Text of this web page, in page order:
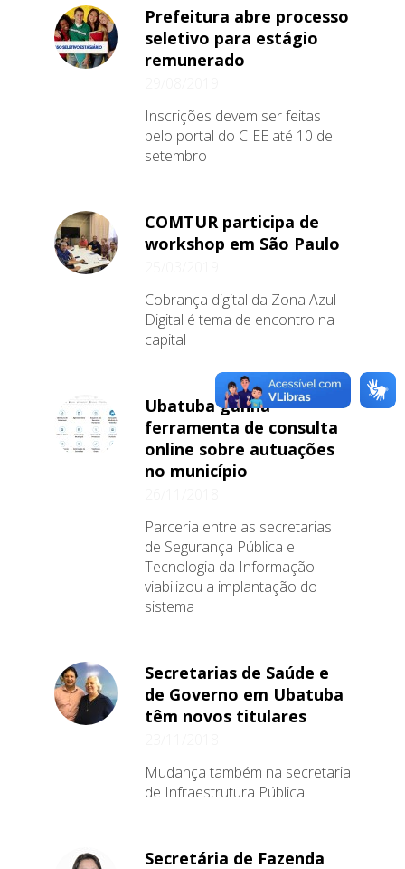
Prefeitura abre processo
seletivo para estágio
remunerado
Inscrições devem ser feitas
pelo portal do CIEE até 10 de
setembro
COMTUR participa de
workshop em São Paulo
Cobrança digital da Zona Azul
Digital é tema de encontro na
capital
Ubatuba ganha
ferramenta de consulta
online sobre autuações
no município
Parceria entre as secretarias
de Segurança Pública e
Tecnologia da Informação
viabilizou a implantação do
sistema
Secretarias de Saúde e
de Governo em Ubatuba
têm novos titulares
Mudança também na secretaria
de Infraestrutura Pública
Secretária de Fazenda